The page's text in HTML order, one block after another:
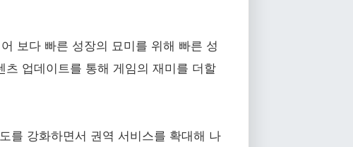
보다 빠른 성장의 묘미를 위해 빠른 성
업데이트를 통해 게임의 재미를 더할
를 강화하면서 권역 서비스를 확대해 나